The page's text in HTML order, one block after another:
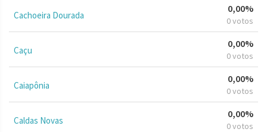
Cachoeira Dourada
0,00%
0 votos
Caçu
0,00%
0 votos
Caiapônia
0,00%
0 votos
Caldas Novas
0,00%
0 votos